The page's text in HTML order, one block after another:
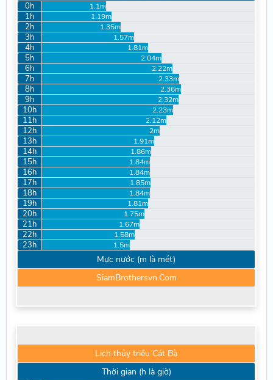
0h 1.1m
1h 1.19m
2h 1.35m
3h 1.57m
4h 1.81m
5h 2.04m
6h 2.22m
7h 2.33m
8h 2.36m
9h 2.32m
10h 2.23m
11h 2.12m
12h 2m
13h 1.91m
14h 1.86m
15h 1.84m
16h 1.84m
17h 1.85m
18h 1.84m
19h 1.81m
20h 1.75m
21h 1.67m
22h 1.58m
23h 1.5m
Mực nước (m là mét)
SiamBrothersvn.Com
Lịch thủy triều Cát Bà
Thời gian (h là giờ)